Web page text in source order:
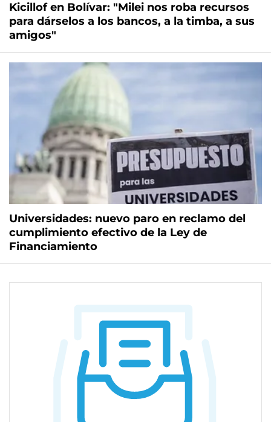
Kicillof en Bolívar: "Milei nos roba recursos
para dárselos a los bancos, a la timba, a sus
amigos"
Universidades: nuevo paro en reclamo del
cumplimiento efectivo de la Ley de
Financiamiento